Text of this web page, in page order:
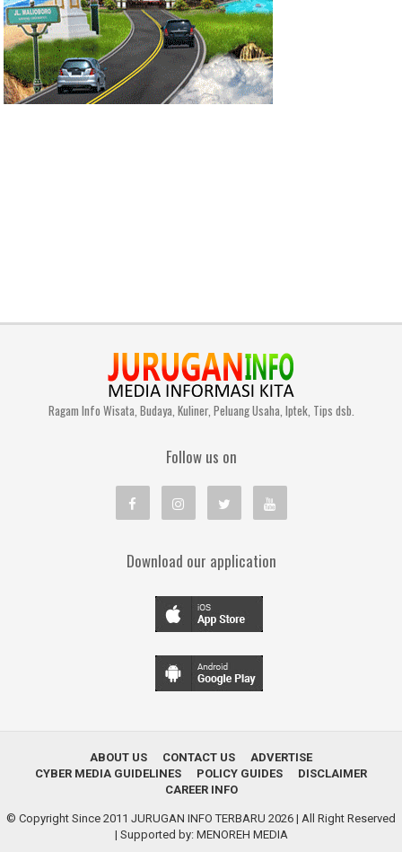
Ragam Info Wisata, Budaya, Kuliner, Peluang Usaha, Iptek, Tips dsb.
Follow us on
Download our application
ABOUT US CONTACT US
ADVERTISE
CYBER MEDIA GUIDELINES
POLICY GUIDES
DISCLAIMER
CAREER INFO
© Copyright Since 2011 JURUGAN INFO TERBARU 2026 | All Right Reserved
| Supported by: MENOREH MEDIA